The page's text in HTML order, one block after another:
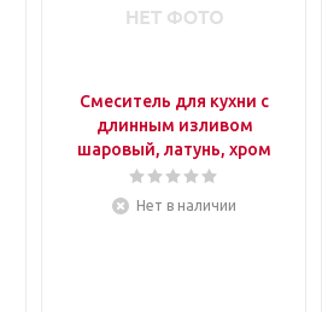
Смеситель для кухни с
длинным изливом
шаровый, латунь, хром
Нет в наличии